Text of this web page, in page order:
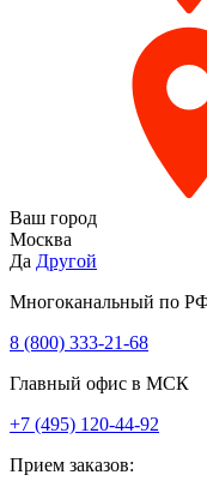
Ваш город
Москва
Да Другой
Многоканальный по
8 (800) 333‑21-68
Главный офис в МСК
+7 (495) 120-44-92
Прием заказов: